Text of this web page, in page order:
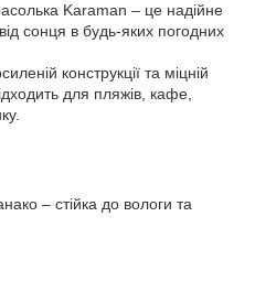
Karaman – це надійне
сонця в будь-яких погодних
конструкції та міцній
для пляжів, кафе,
– стійка до вологи та